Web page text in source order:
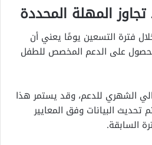
المهلة المحددة
فترة التسعين يومًا يعني أن
على الدعم المخصص للطفل
الشهري للدعم، وقد يستمر هذا
البيانات وفق المعايير
السابقة.